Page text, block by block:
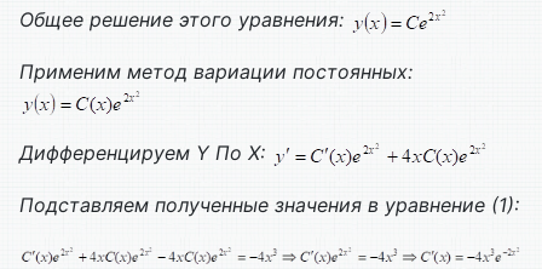
Общее решение этого уравнения:
Применим метод вариации постоянных:
Дифференцируем Y По X:
Подставляем полученные значения в уравнение (1):